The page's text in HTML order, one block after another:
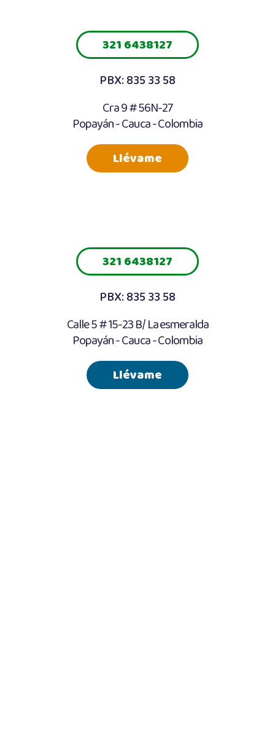
321 6438127
PBX: 835 33 58
Cra 9 # 56N-27
Popayán - Cauca - Colombia
Llévame
321 6438127
PBX: 835 33 58
Calle 5 # 15-23 B/ La esmeralda
Popayán - Cauca - Colombia
Llévame